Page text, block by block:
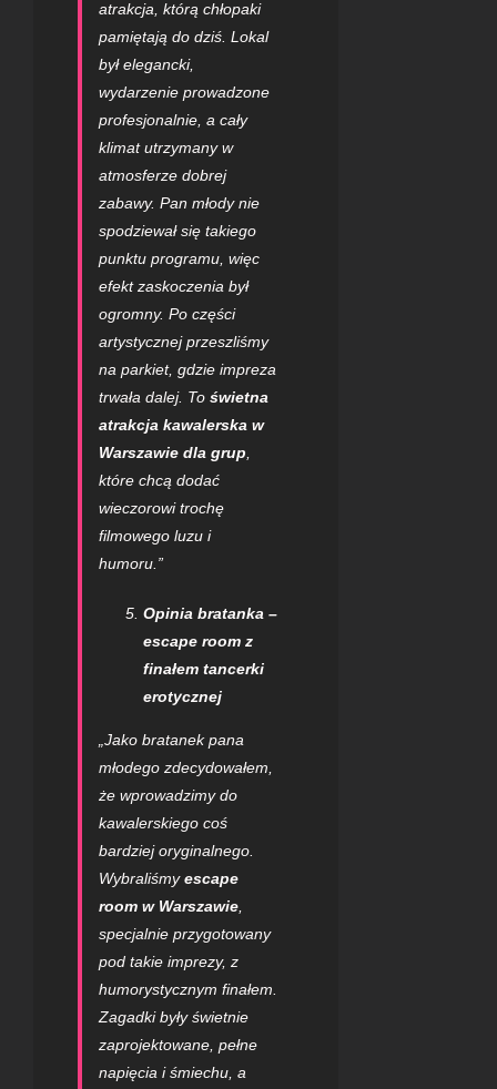
atrakcja, którą chłopaki
pamiętają do dziś. Lokal
był elegancki,
wydarzenie prowadzone
profesjonalnie, a cały
klimat utrzymany w
atmosferze dobrej
zabawy. Pan młody nie
spodziewał się takiego
punktu programu, więc
efekt zaskoczenia był
ogromny. Po części
artystycznej przeszliśmy
na parkiet, gdzie impreza
trwała dalej. To świetna
atrakcja kawalerska w
Warszawie dla grup
które chcą dodać
wieczorowi trochę
filmowego luzu i
humoru.”
Opinia bratanka –
escape room z
finałem tancerki
erotycznej
„Jako bratanek pana
młodego zdecydowałem,
że wprowadzimy do
kawalerskiego coś
bardziej oryginalnego.
Wybraliśmyescape
room w Warszawie
specjalnie przygotowany
pod takie imprezy, z
humorystycznym finałem.
Zagadki były świetnie
zaprojektowane, pełne
napięcia i śmiechu, a